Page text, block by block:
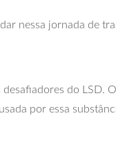
nessa jornada de
do LSD.
por essa